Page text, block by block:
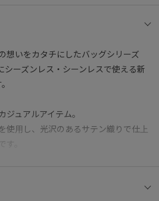
想いをカタチにしたバッグシリーズ
ーズンレス・シーンレスで使える新
ュアルアイテム。
使用し、光沢のあるサテン織りで仕上
す。
フレットなども収納可能。